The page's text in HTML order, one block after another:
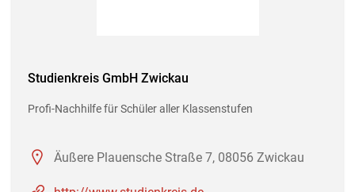
Studienkreis GmbH Zwickau
Profi-Nachhilfe für Schüler aller Klassenstufen
Äußere Plauensche Straße 7, 08056 Zwickau